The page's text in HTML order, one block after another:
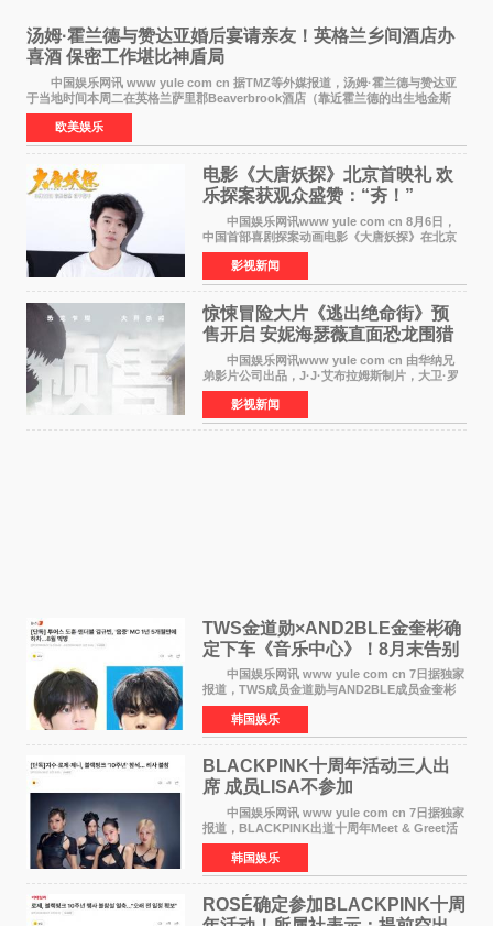
汤姆·霍兰德与赞达亚婚后宴请亲友！英格兰乡间酒店办
喜酒 保密工作堪比神盾局
中国娱乐网讯 www yule com cn 据TMZ等外媒报道，汤姆·霍兰德与赞达亚
于当地时间本周二在英格兰萨里郡Beaverbrook酒店（靠近霍兰德的出生地金斯
顿）举办婚宴，邀请家人与朋友们喝喜酒，庆祝
欧美娱乐
电影《大唐妖探》北京首映礼 欢
乐探案获观众盛赞：“夯！”
中国娱乐网讯www yule com cn 8月6日，
中国首部喜剧探案动画电影《大唐妖探》在北京
举办电影首映礼。导演程腾、联合导演黄珉、总
制片人曹紫建、制片人李莹莹，配音导演张喆，
对白指导程寅，领
影视新闻
惊悚冒险大片《逃出绝命街》预
售开启 安妮海瑟薇直面恐龙围猎
中国娱乐网讯www yule com cn 由华纳兄
弟影片公司出品，J·J·艾布拉姆斯制片，大卫·罗
伯特·米切尔执导，好莱坞巨星安妮·海瑟薇和伊万
·麦克格雷格领衔主演的2026暑期惊悚冒险大片
《逃出绝
影视新闻
TWS金道勋×AND2BLE金奎彬确
定下车《音乐中心》！8月末告别
MC席位
中国娱乐网讯 www yule com cn 7日据独家
报道，TWS成员金道勋与AND2BLE成员金奎彬
将于8月离开《音乐中心》MC的位置。 金道
勋与金奎彬于去年3月与H2H A-NA一起被选为
《音乐中心》MC，约1
韩国娱乐
BLACKPINK十周年活动三人出
席 成员LISA不参加
中国娱乐网讯 www yule com cn 7日据独家
报道，BLACKPINK出道十周年Meet & Greet活
动将由智秀、ROS&Eacute;、JENNIE出席，
LISA将缺席。 此前BLACKPINK所属社YG并
未为组合出道十周年做
韩国娱乐
ROSÉ确定参加BLACKPINK十周